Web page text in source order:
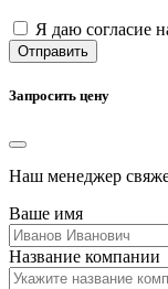
Я даю согласие
Отправить
Запросить цену
Наш менеджер
Ваше имя
Название компании